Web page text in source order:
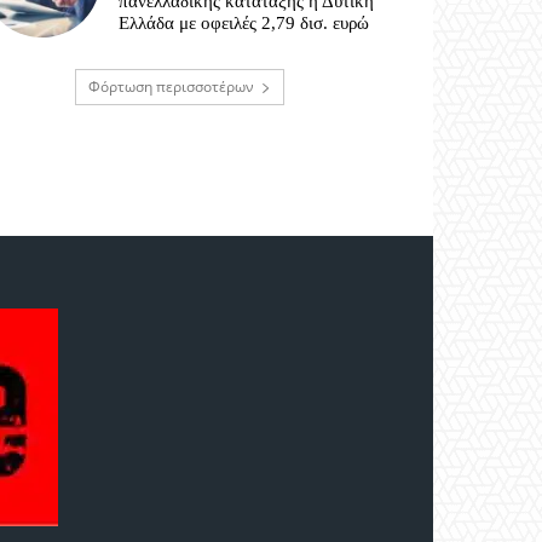
Ελλάδα με οφειλές 2,79 δισ. ευρώ
Φόρτωση περισσοτέρων